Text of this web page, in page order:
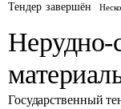
Тендер завершён
Нерудно-
Государственный